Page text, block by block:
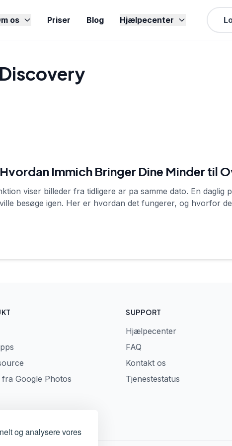
og analysere vores
os Priser Blog Hjælpecenter
Immich Bringer Dine Minder til
viser billeder fra tidligere ar pa samme dato. En daglig
besøge igen. Her er hvordan det fungerer, og hvorfor
Google Photos
SUPPORT
Hjælpecenter
FAQ
Kontakt os
Tjenestestatus